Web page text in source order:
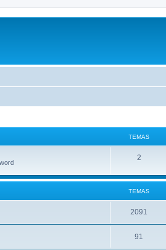
TEMAS
2
TEMAS
2091
91